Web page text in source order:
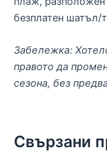
безплатен шатъл/
Забележка:
правото да
сезона, без
Свързани